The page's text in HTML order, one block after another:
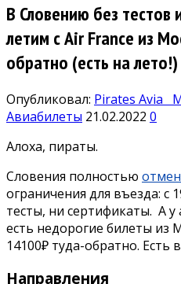
В Словению без тестов
летим с Air France из
обратно (есть на лето!)
Опубликовал: Pirates Avia
Авиабилеты 21.02.2022 0
Алоха, пираты.
Словения полностью
ограничения для въезда: с
тесты, ни сертификаты. А
есть недорогие билеты
14100₽ туда-обратно. Есть
Направления